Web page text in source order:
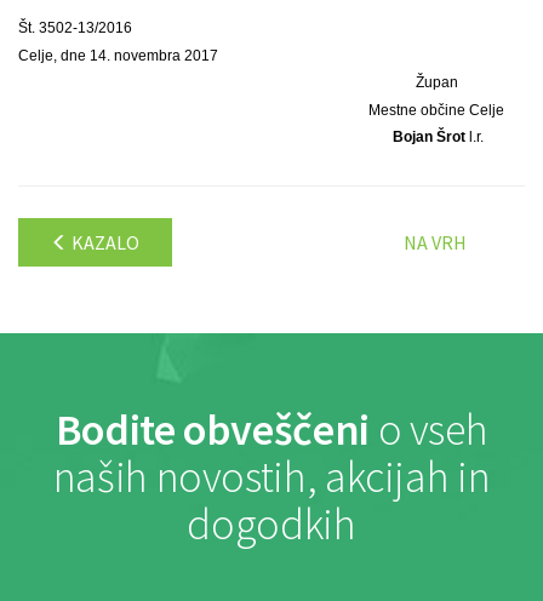
Št. 3502-13/2016
Celje, dne 14. novembra 2017
Župan
Mestne občine Celje
Bojan Šrot l.r.
KAZALO NA VRH
Bodite obveščeni o vseh
naših novostih, akcijah in
dogodkih